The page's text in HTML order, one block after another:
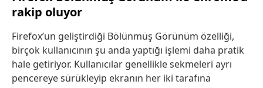
rakip oluyor
Firefox’un geliştirdiği Bölünmüş Görünüm özelliği,
birçok kullanıcının şu anda yaptığı işlemi daha pratik
hale getiriyor. Kullanıcılar genellikle sekmeleri ayrı
pencereye sürükleyip ekranın her iki tarafına